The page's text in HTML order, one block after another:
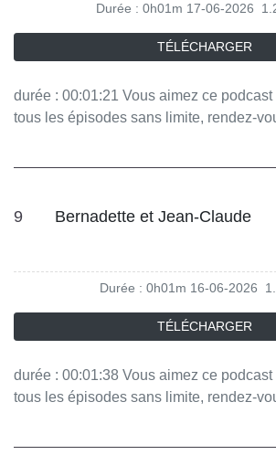
Durée : 0h01m 17-06-2026
TÉLÉCHARGER
durée : 00:01:21 Vous aimez ce podcast ? Pour écouter
tous les épisodes sans limite, rendez-
9 Bernadette et Jean-Claude
Durée : 0h01m 16-06-2026
TÉLÉCHARGER
durée : 00:01:38 Vous aimez ce podcast ? Pour écouter
tous les épisodes sans limite, rendez-